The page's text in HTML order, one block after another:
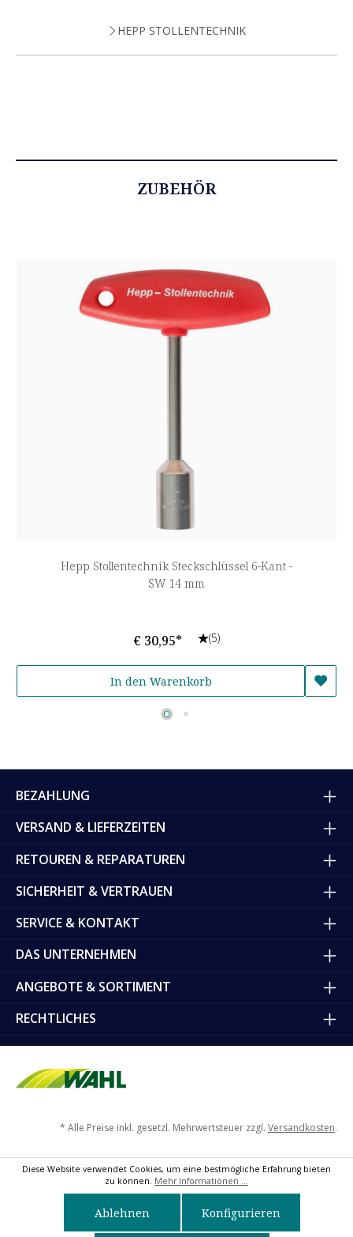
HEPP STOLLENTECHNIK
ZUBEHÖR
Hepp Stollentechnik Steckschlüssel 6-Kant -
SW 14 mm
€ 30,95* (5)
In den Warenkorb
BEZAHLUNG
VERSAND & LIEFERZEITEN
RETOUREN & REPARATUREN
SICHERHEIT & VERTRAUEN
SERVICE & KONTAKT
DAS UNTERNEHMEN
ANGEBOTE & SORTIMENT
RECHTLICHES
* Alle Preise inkl. gesetzl. Mehrwertsteuer zzgl. Versandkosten.
Diese Website verwendet Cookies, um eine bestmögliche Erfahrung bieten
zu können. Mehr Informationen ...
Ablehnen Konfigurieren